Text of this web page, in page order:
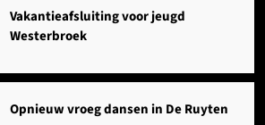
Vakantieafsluiting voor jeugd
Westerbroek
Opnieuw vroeg dansen in De Ruyten